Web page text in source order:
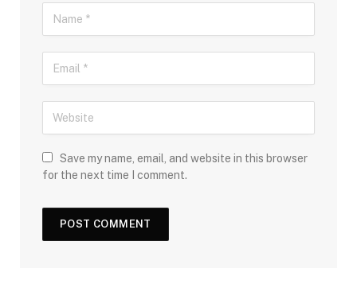
Save my name, email, and website in this browser
for the next time I comment.